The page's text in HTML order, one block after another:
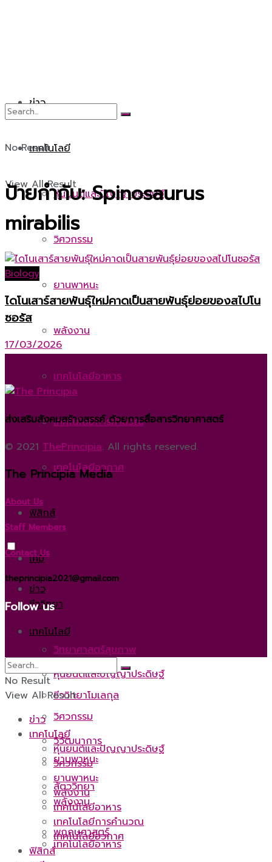
ข่าว
เทคโนโลยี
หุ่นยนต์และปัญญาประดิษฐ์
วิศวกรรม
ยานพาหนะ
พลังงาน
เทคโนโลยีอาหาร
เทคโนโลยีการคำนวณ
เทคโนโลยีอวกาศ
ฟิสิกส์
เคมี
ชีววิทยา
วิทยาศาสตร์สุขภาพ
ชีววิทยาโมเลกุล
วิวัฒนาการ
สัตววิทยา
พฤกษศาสตร์
ข่าว
เทคโนโลยี
หุ่นยนต์และปัญญาประดิษฐ์
วิศวกรรม
ยานพาหนะ
พลังงาน
เทคโนโลยีอาหาร
No Result
View All Result
ป้ายกำกับ:Spinosaurus
mirabilis
Biology
ไดโนเสาร์สายพันธุ์ใหม่คาดเป็นสายพันธุ์ย่อยของสไปโน
ซอรัส
17/03/2026
ส่งเสริมสังคมสร้างสรรค์ ด้วยการสื่อสารวิทยาศาสตร์
© 2021 ThePrincipia. All rights reserved.
The Principia Media
About Us
Staff Members
Contact Us
theprincipia2021@gmail.com
Follow us
No Result
View All Result
ข่าว
เทคโนโลยี
หุ่นยนต์และปัญญาประดิษฐ์
วิศวกรรม
ยานพาหนะ
พลังงาน
เทคโนโลยีอาหาร
เทคโนโลยีการคำนวณ
เทคโนโลยีอวกาศ
ฟิสิกส์